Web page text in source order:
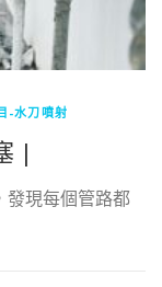
-水刀噴射
|
現每個管路都